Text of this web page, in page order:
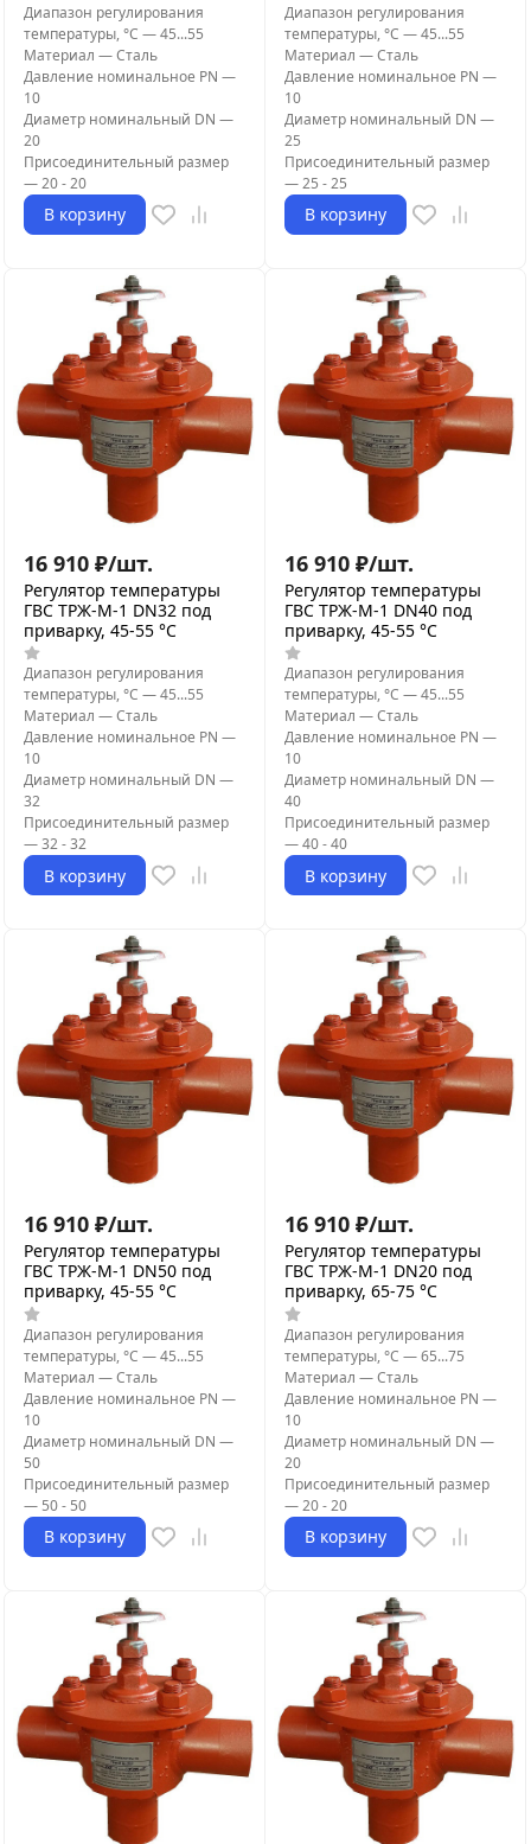
Диапазон регулирования
температуры, °С —45...55
Материал —Сталь
Давление номинальное PN —
10
Диаметр номинальный DN —
20
Присоединительный размер
—20 - 20
В корзину
Диапазон регулирования
температуры, °С —45...55
Материал —Сталь
Давление номинальное PN —
10
Диаметр номинальный DN —
25
Присоединительный размер
—25 - 25
В корзину
16 910 ₽/шт.
Регулятор температуры
ГВС ТРЖ-М-1 DN32 под
приварку, 45-55 °C
Диапазон регулирования
температуры, °С —45...55
Материал —Сталь
Давление номинальное PN —
10
Диаметр номинальный DN —
32
Присоединительный размер
—32 - 32
В корзину
16 910 ₽/шт.
Регулятор температуры
ГВС ТРЖ-М-1 DN40 под
приварку, 45-55 °C
Диапазон регулирования
температуры, °С —45...55
Материал —Сталь
Давление номинальное PN —
10
Диаметр номинальный DN —
40
Присоединительный размер
—40 - 40
В корзину
16 910 ₽/шт.
Регулятор температуры
ГВС ТРЖ-М-1 DN50 под
приварку, 45-55 °C
Диапазон регулирования
температуры, °С —45...55
Материал —Сталь
Давление номинальное PN —
10
Диаметр номинальный DN —
50
Присоединительный размер
— 50 - 50
В корзину
16 910 ₽/шт.
Регулятор температуры
ГВС ТРЖ-М-1 DN20 под
приварку, 65-75 °C
Диапазон регулирования
температуры, °С —65...75
Материал —Сталь
Давление номинальное PN —
10
Диаметр номинальный DN —
20
Присоединительный размер
—20 - 20
В корзину